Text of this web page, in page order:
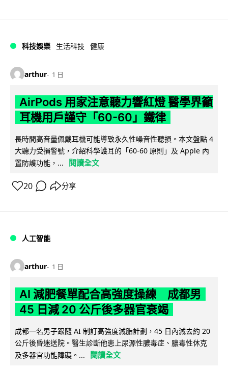
科技娛樂 生活科技 健康
arthur 1 日
AirPods 用家注意聽力響紅燈 醫學界籲
耳機用戶謹守「60-60」鐵律
長時間高音量佩戴耳機可能導致永久性噪音性聽損。本文盤點 4
大聽力受損警號，介紹科學護耳的「60-60 原則」及 Apple 內
置防護功能，...
閱讀全文
20 分享
人工智能
arthur 1 日
AI 減肥餐單配合高強度操練 成都男
45 日減 20 公斤後多器官衰竭
成都一名男子跟隨 AI 制訂高強度減脂計劃，45 日內減去約 20
公斤後昏迷送院。醫生診斷他患上尿源性膿毒症、膿毒性休克
及多器官功能障礙。...
閱讀全文